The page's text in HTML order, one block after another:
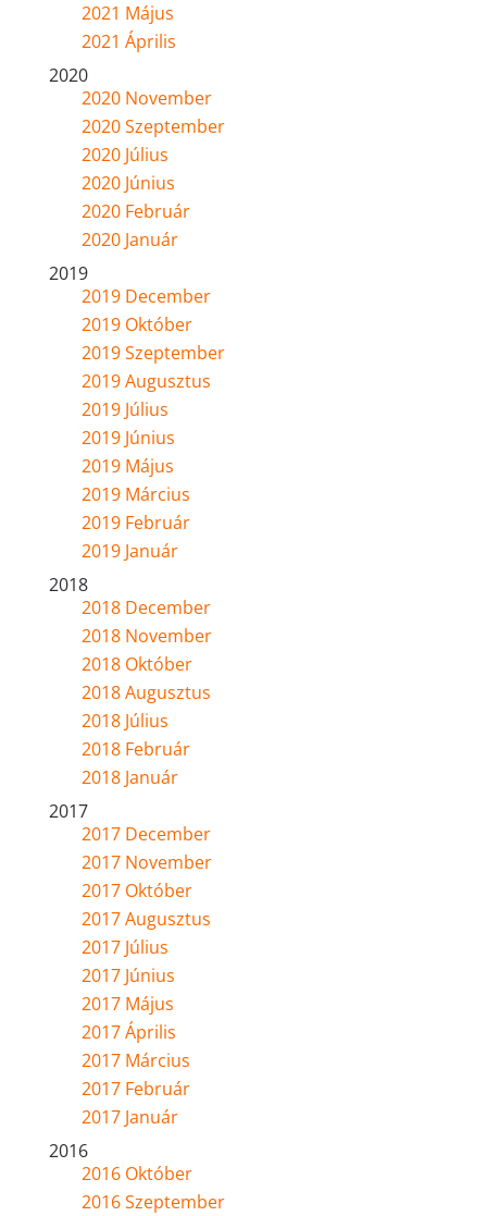
2021 Május
2021 Április
2020
2020 November
2020 Szeptember
2020 Július
2020 Június
2020 Február
2020 Január
2019
2019 December
2019 Október
2019 Szeptember
2019 Augusztus
2019 Július
2019 Június
2019 Május
2019 Március
2019 Február
2019 Január
2018
2018 December
2018 November
2018 Október
2018 Augusztus
2018 Július
2018 Február
2018 Január
2017
2017 December
2017 November
2017 Október
2017 Augusztus
2017 Július
2017 Június
2017 Május
2017 Április
2017 Március
2017 Február
2017 Január
2016
2016 Október
2016 Szeptember